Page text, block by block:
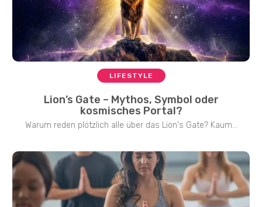
LIFESTYLE
Lion’s Gate – Mythos, Symbol oder
kosmisches Portal?
Warum reden plötzlich alle über das Lion's Gate? Kaum...